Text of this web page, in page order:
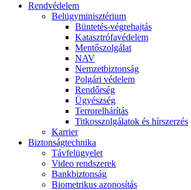
Rendvédelem
Belügyminisztérium
Büntetés-végrehajtás
Katasztrófavédelem
Mentőszolgálat
NAV
Nemzetbiztonság
Polgári védelem
Rendőrség
Ügyészség
Terrorelhárítás
Titkosszolgálatok és hírszerzés
Karrier
Biztonságtechnika
Távfelügyelet
Video rendszerek
Bankbiztonság
Biometrikus azonosítás